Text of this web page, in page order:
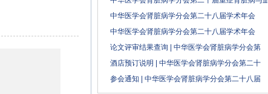
中华医学会肾脏病学分会第二十八届学术年会
中华医学会肾脏病学分会第二十八届学术年会
论文评审结果查询 | 中华医学会肾脏病学分会第
酒店预订说明 | 中华医学会肾脏病学分会第二十
参会通知 | 中华医学会肾脏病学分会第二十八届